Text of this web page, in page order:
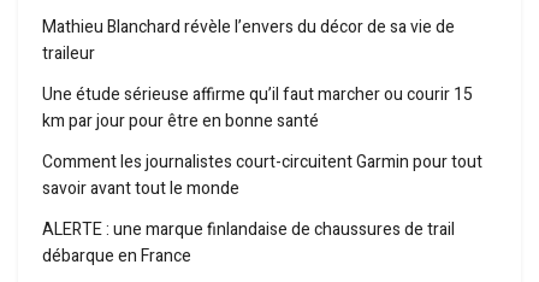
Mathieu Blanchard révèle l’envers du décor de sa vie de
traileur
Une étude sérieuse affirme qu’il faut marcher ou courir 15
km par jour pour être en bonne santé
Comment les journalistes court-circuitent Garmin pour tout
savoir avant tout le monde
ALERTE : une marque finlandaise de chaussures de trail
débarque en France